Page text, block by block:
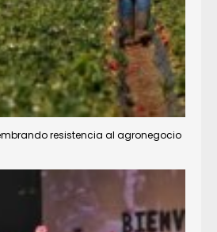
resistencia al agronegocio